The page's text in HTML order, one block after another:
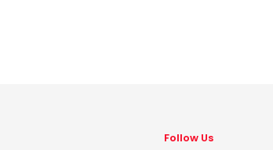
Follow Us